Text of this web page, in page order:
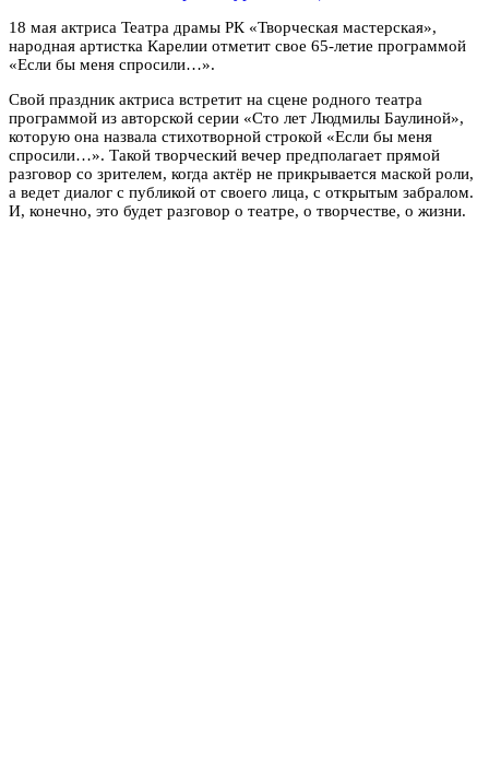
18 мая актриса Театра драмы РК «Творческая мастерская»,
народная артистка Карелии отметит свое 65-летие программой
«Если бы меня спросили…».
Свой праздник актриса встретит на сцене родного театра
программой из авторской серии «Сто лет Людмилы Баулиной»,
которую она назвала стихотворной строкой «Если бы меня
спросили…». Такой творческий вечер предполагает прямой
разговор со зрителем, когда актёр не прикрывается маской роли,
а ведет диалог с публикой от своего лица, с открытым забралом.
И, конечно, это будет разговор о театре, о творчестве, о жизни.